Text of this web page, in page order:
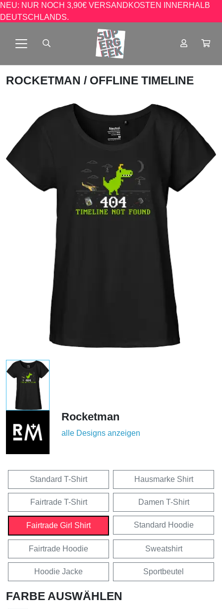
NEU: NUR NOCH 3,90€ VERSANDKOSTEN INNERHALB
DEUTSCHLANDS.
ROCKETMAN / OFFLINE TIMELINE
Rocketman
alle Designs anzeigen
Standard T-Shirt Hausmarke Shirt
Fairtrade T-Shirt Damen T-Shirt
Fairtrade Girl Shirt Standard Hoodie
Fairtrade Hoodie Sweatshirt
Hoodie Jacke Sportbeutel
FARBE AUSWÄHLEN